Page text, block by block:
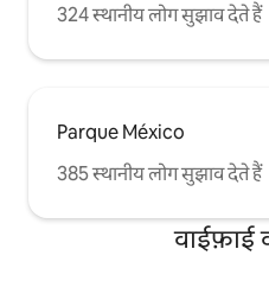
324 स्थानीय लोग सुझाव देते हैं
Parque México
385 स्थानीय लोग सुझाव देते हैं
वाईफ़ाई